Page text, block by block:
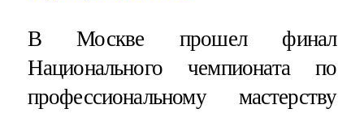
В Москве прошел финал
Национального чемпионата по
профессиональному мастерству